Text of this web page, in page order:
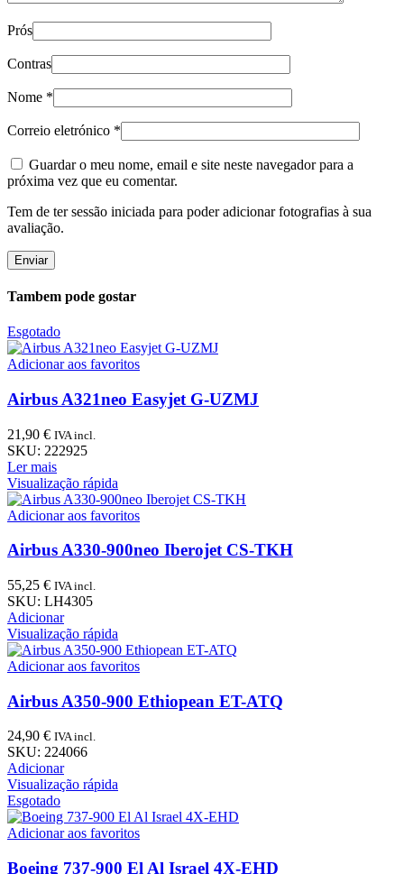
Prós
Contras
Nome *
Correio eletrónico *
Guardar o meu nome, email e site neste navegador para a
próxima vez que eu comentar.
Tem de ter sessão iniciada para poder adicionar fotografias à sua
avaliação.
Tambem pode gostar
Esgotado
Adicionar aos favoritos
Airbus A321neo Easyjet G-UZMJ
21,90 € IVA incl.
SKU: 222925
Ler mais
Visualização rápida
Adicionar aos favoritos
Airbus A330-900neo Iberojet CS-TKH
55,25 € IVA incl.
SKU: LH4305
Adicionar
Visualização rápida
Adicionar aos favoritos
Airbus A350-900 Ethiopean ET-ATQ
24,90 € IVA incl.
SKU: 224066
Adicionar
Visualização rápida
Esgotado
Adicionar aos favoritos
Boeing 737-900 El Al Israel 4X-EHD